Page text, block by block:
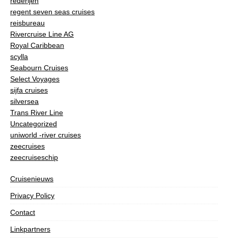
regent seven seas cruises
reisbureau
Rivercruise Line AG
Royal Caribbean
scylla
Seabourn Cruises
Select Voyages
sijfa cruises
silversea
Trans River Line
Uncategorized
uniworld -river cruises
zeecruises
zeecruiseschip
Cruisenieuws
Privacy Policy
Contact
Linkpartners